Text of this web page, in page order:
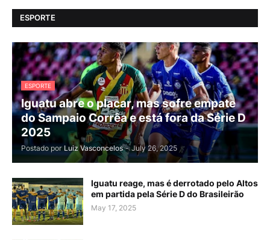
ESPORTE
ESPORTE
Iguatu abre o placar, mas sofre empate
do Sampaio Corrêa e está fora da Série D
2025
Postado por Luiz Vasconcelos - July 26, 2025
Iguatu reage, mas é derrotado pelo Altos
em partida pela Série D do Brasileirão
May 17, 2025